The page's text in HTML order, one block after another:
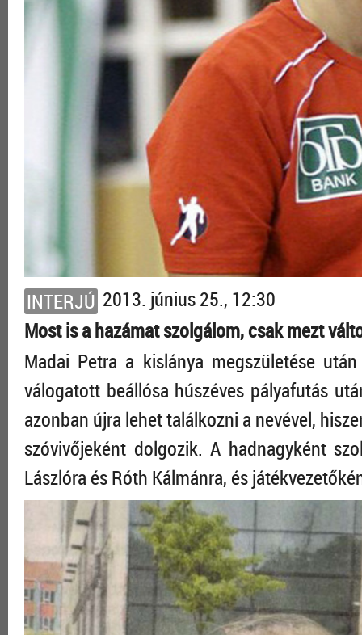
INTERJÚ 2013. június 25., 12:30
Most is a hazámat szolgálom, csak mezt
Madai Petra a kislánya megszületése
válogatott beállósa húszéves pályafutás
azonban újra lehet találkozni a nevével,
szóvivőjeként dolgozik. A hadnagyként
Lászlóra és Róth Kálmánra, és